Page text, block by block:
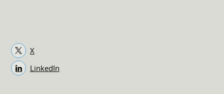
X
LinkedIn